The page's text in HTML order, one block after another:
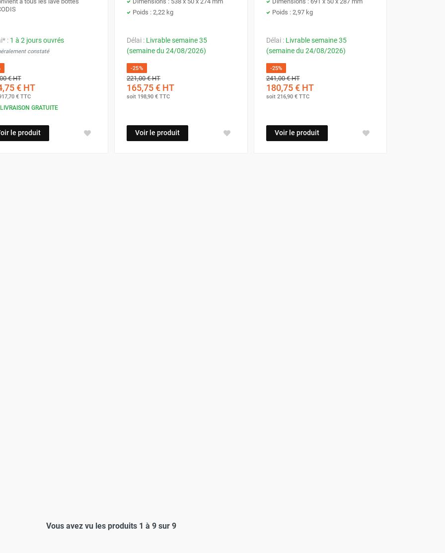
: 1 à 2 jours ouvrés
constaté
€HT
€HT
€TTC
LIVRAISON GRATUITE
le produit
Poids : 2,22 kg
Délai : Livrable semaine 35
(semaine du 24/08/2026)
-25%
221,00 €HT
165,75 € HT
soit 198,90 € TTC
Voir le produit
Poids : 2,97 kg
Délai : Livrable semaine 35
(semaine du 24/08/2026)
-25%
241,00 €HT
180,75 €HT
soit 216,90 €TTC
Voir le produit
Vous avez vu les produits 1 à 9 sur 9